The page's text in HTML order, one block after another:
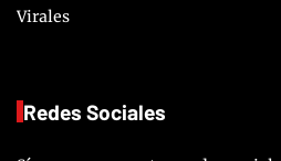
Virales
Redes Sociales